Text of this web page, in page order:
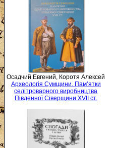
Осадчий Евгений, Коротя Алексей
Археологія Сумщини. Пам’ятки
селітроварного виробництва
Південної Сіверщини XVII ст.